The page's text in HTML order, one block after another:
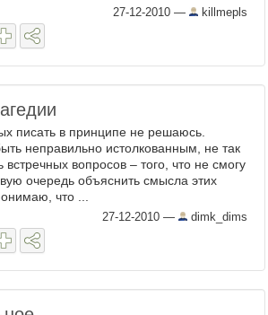
27-12-2010 — killmepls
писать в принципе не решаюсь.
неправильно истолкованным, не так
вопросов – того, что не смогу
очередь объяснить смысла этих
что ...
27-12-2010 — dimk_dims